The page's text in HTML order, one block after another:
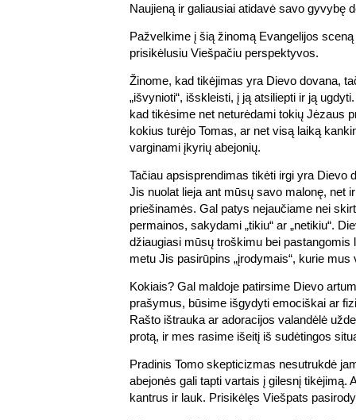
Naujieną ir galiausiai atidavė savo gyvybę
Pažvelkime į šią žinomą Evangelijos
prisikėlusiu Viešpačiu perspektyvos.
Žinome, kad tikėjimas yra Dievo dovana,
„išvynioti“, išskleisti, į ją atsiliepti ir ją
kad tikėsime net neturėdami tokių Jėzaus
kokius turėjo Tomas, ar net visą laiką
varginami įkyrių abejonių.
Tačiau apsisprendimas tikėti irgi yra Dievo
Jis nuolat lieja ant mūsų savo malonę, net
priešinamės. Gal patys nejaučiame nei
permainos, sakydami „tikiu“ ar „netikiu“.
džiaugiasi mūsų troškimu bei pastangomis
metu Jis pasirūpins „įrodymais“, kurie
Kokiais? Gal maldoje patirsime Dievo
prašymus, būsime išgydyti emociškai ar
Rašto ištrauka ar adoracijos valandėlė
protą, ir mes rasime išeitį iš sudėtingos
Pradinis Tomo skepticizmas nesutrukdė
abejonės gali tapti vartais į gilesnį tikėjimą.
kantrus ir lauk. Prisikėlęs Viešpats